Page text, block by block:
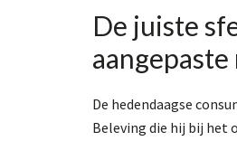
De juiste
aangepaste
De hedendaagse
Beleving die hij bij het